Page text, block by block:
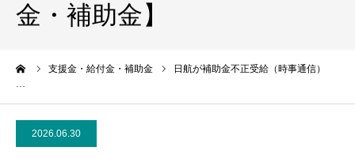
金・補助金】
支援金・給付金・補助金
日航が補助金不正受給（時事通信）
…
2026.06.30